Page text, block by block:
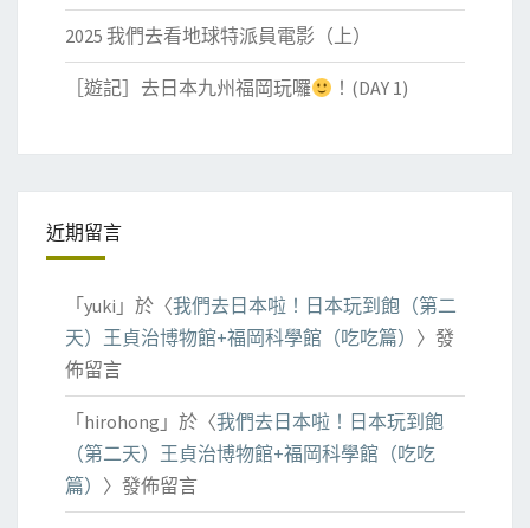
2025 我們去看地球特派員電影（上）
［遊記］去日本九州福岡玩囉 ！(DAY 1)
近期留言
「 yuki 」於〈我們去日本啦！日本玩到飽（第二
天）王貞治博物館+福岡科學館（吃吃篇） 〉發
佈留言
「 hirohong 」於〈我們去日本啦！日本玩到飽
（第二天）王貞治博物館+福岡科學館（吃吃
篇） 〉發佈留言